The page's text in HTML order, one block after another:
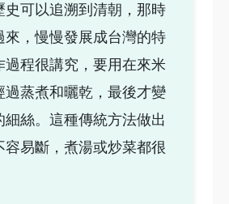
史可以追溯到清朝，那時
來，慢慢發展成台灣的特
過程很講究，要用在來米
過蒸煮和曬乾，最後才變
細絲。這種傳統方法做出
容易斷，煮湯或炒菜都很